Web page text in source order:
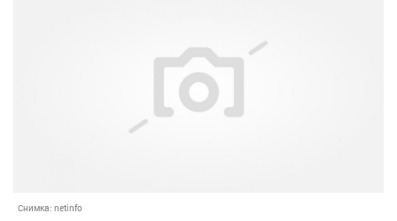
Снимка: netinfo